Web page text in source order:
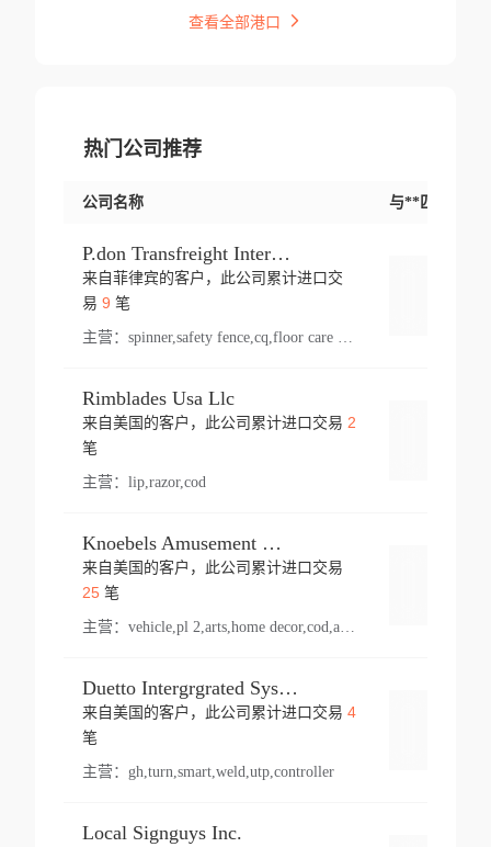
查看全部港口
热门公司推荐
公司名称 与**匹配交易
P.don Transfreight International
来自菲律宾的客户，此公司累计进口交
易 9 笔
主营：
Rimblades Usa Llc
来自美国的客户，此公司累计进口交易 2
笔
主营： lip,razor,cod
Knoebels Amusement Resort
来自美国的客户，此公司累计进口交易
25笔
主营： vehicle,pl 2,arts,home decor,cod,amusement ride,sea
Duetto Intergrgrated Systems Inc.
来自美国的客户，此公司累计进口交易 4
笔
主营： gh,turn,smart,weld,utp,controller
Local Signguys Inc.